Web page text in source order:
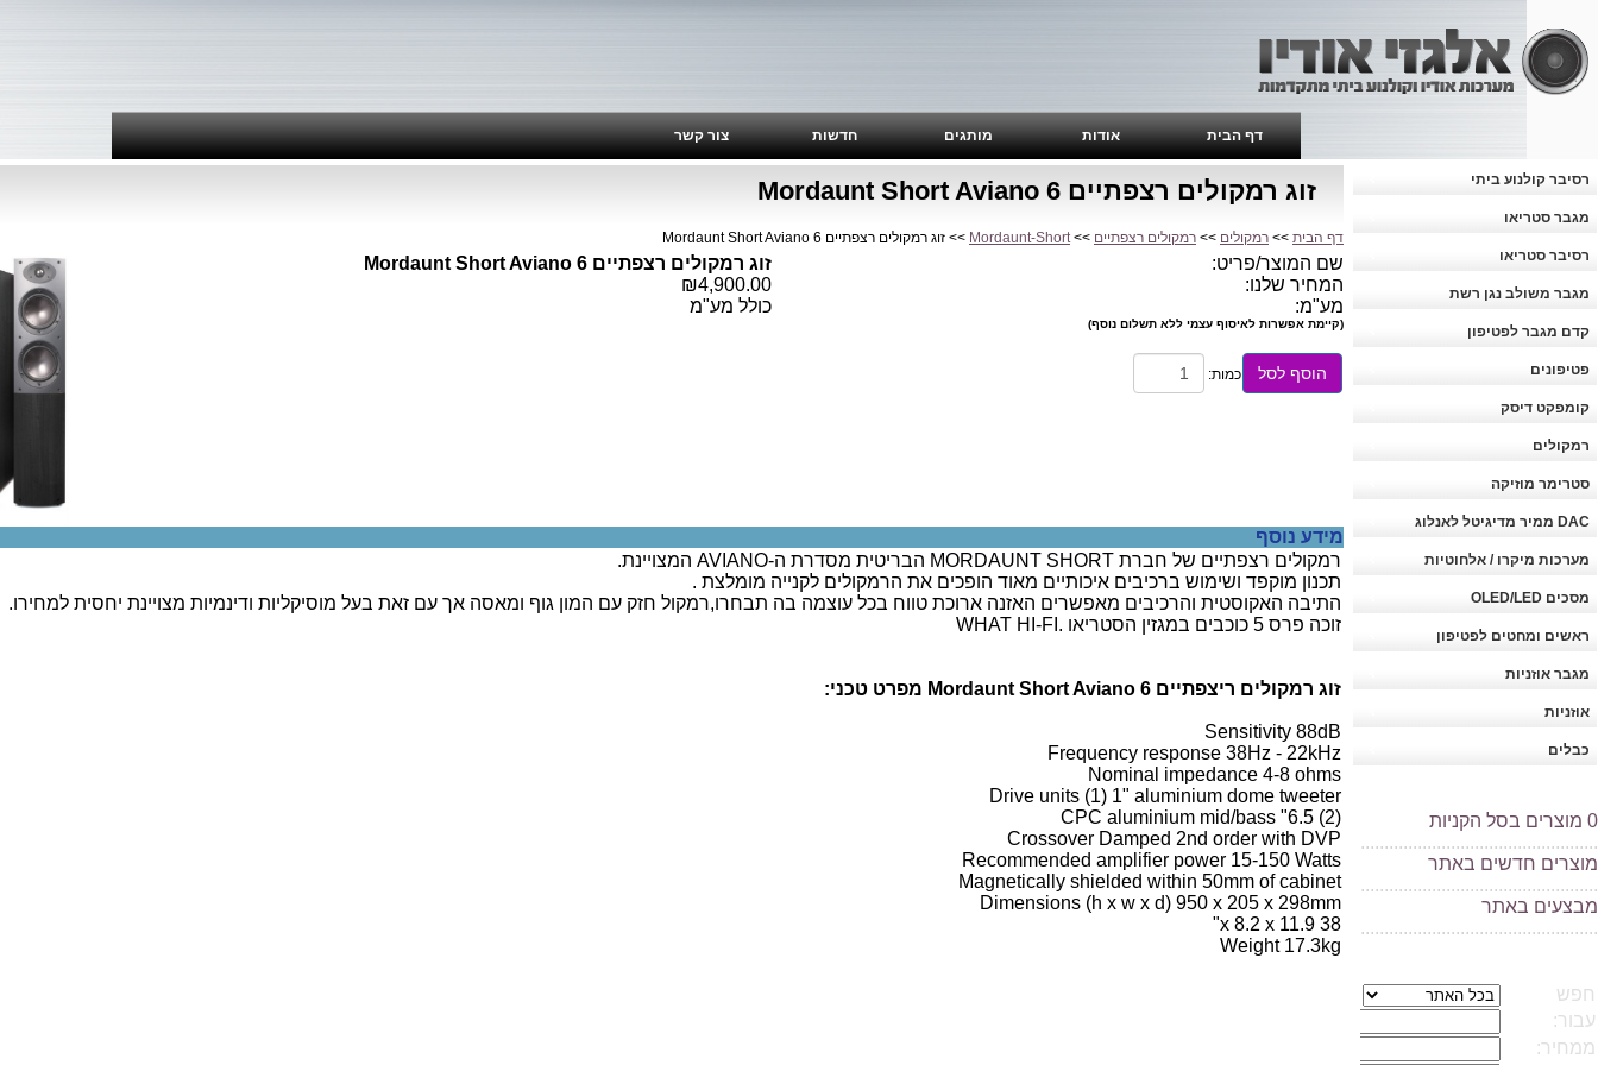
דף הבית אודות מותגים חדשות צור קשר
רסיבר קולנוע ביתי
מגבר סטריאו
רסיבר סטריאו
מגבר משולב נגן רשת
קדם מגבר לפטיפון
פטיפונים
קומפקט דיסק
רמקולים
סטרימר מוזיקה
DAC ממיר מדיגיטל לאנלוג
מערכות מיקרו / אלחוטיות
מסכים OLED/LED
ראשים ומחטים לפטיפון
מגבר אוזניות
אוזניות
כבלים
0 מוצרים בסל הקניות
..................................................
מוצרים חדשים באתר
..................................................
מבצעים באתר
..................................................
זוג רמקולים רצפתיים Mordaunt Short Aviano 6
דף הבית >> רמקולים >> רמקולים רצפתיים >>
Mordaunt-Short >> זוג רמקולים רצפתיים Mordaunt Short Aviano 6
שם המוצר/פריט:
זוג רמקולים רצפתיים Mordaunt Short Aviano 6
המחיר שלנו:
₪4,900.00
מע"מ:
כולל מע"מ
(קיימת אפשרות לאיסוף עצמי ללא תשלום נוסף)
הוסף לסל כמות:
מידע נוסף
רמקולים רצפתיים של חברת MORDAUNT SHORT הבריטית מסדרת ה-AVIANO המצויינת.
תכנון מוקפד ושימוש ברכיבים איכותיים מאוד הופכים את הרמקולים לקנייה מומלצת .
התיבה האקוסטית והרכיבים מאפשרים האזנה ארוכת טווח בכל עוצמה בה תבחרו,רמקול חזק עם המון גוף ומאסה אך עם זאת בעל מוסיקליות ודינמיות מצויינת יחסית למחירו.
זוכה פרס 5 כוכבים במגזין הסטריאו .WHAT HI-FI
זוג רמקולים ריצפתיים Mordaunt Short Aviano 6 מפרט טכני:
Sensitivity 88dB
Frequency response 38Hz - 22kHz
Nominal impedance 4-8 ohms
Drive units (1) 1" aluminium dome tweeter
(2) 6.5" CPC aluminium mid/bass
Crossover Damped 2nd order with DVP
Recommended amplifier power 15-150 Watts
Magnetically shielded within 50mm of cabinet
Dimensions (h x w x d) 950 x 205 x 298mm
38 x 8.2 x 11.9"
Weight 17.3kg